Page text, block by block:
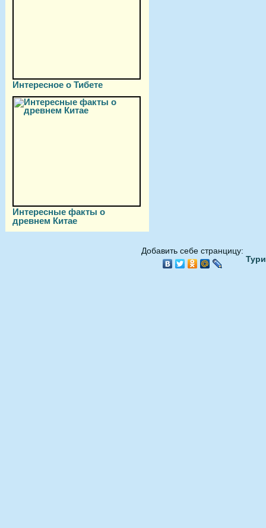
Интересное о Тибете
Интересные факты о
древнем Китае
Добавить себе странцицу: